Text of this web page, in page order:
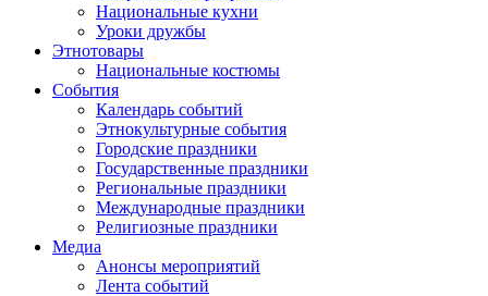
Национальные кухни
Уроки дружбы
Этнотовары
Национальные костюмы
События
Календарь событий
Этнокультурные события
Городские праздники
Государственные праздники
Региональные праздники
Международные праздники
Религиозные праздники
Медиа
Анонсы мероприятий
Лента событий